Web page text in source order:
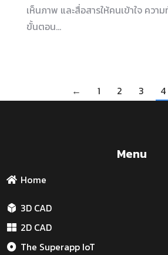
เห็นภาพ และสื่อสารให้คนเข้าใจ ควา
ขั้นตอน…
← 1 2 3 4
Menu
Home
3D CAD
2D CAD
The Superapp IoT